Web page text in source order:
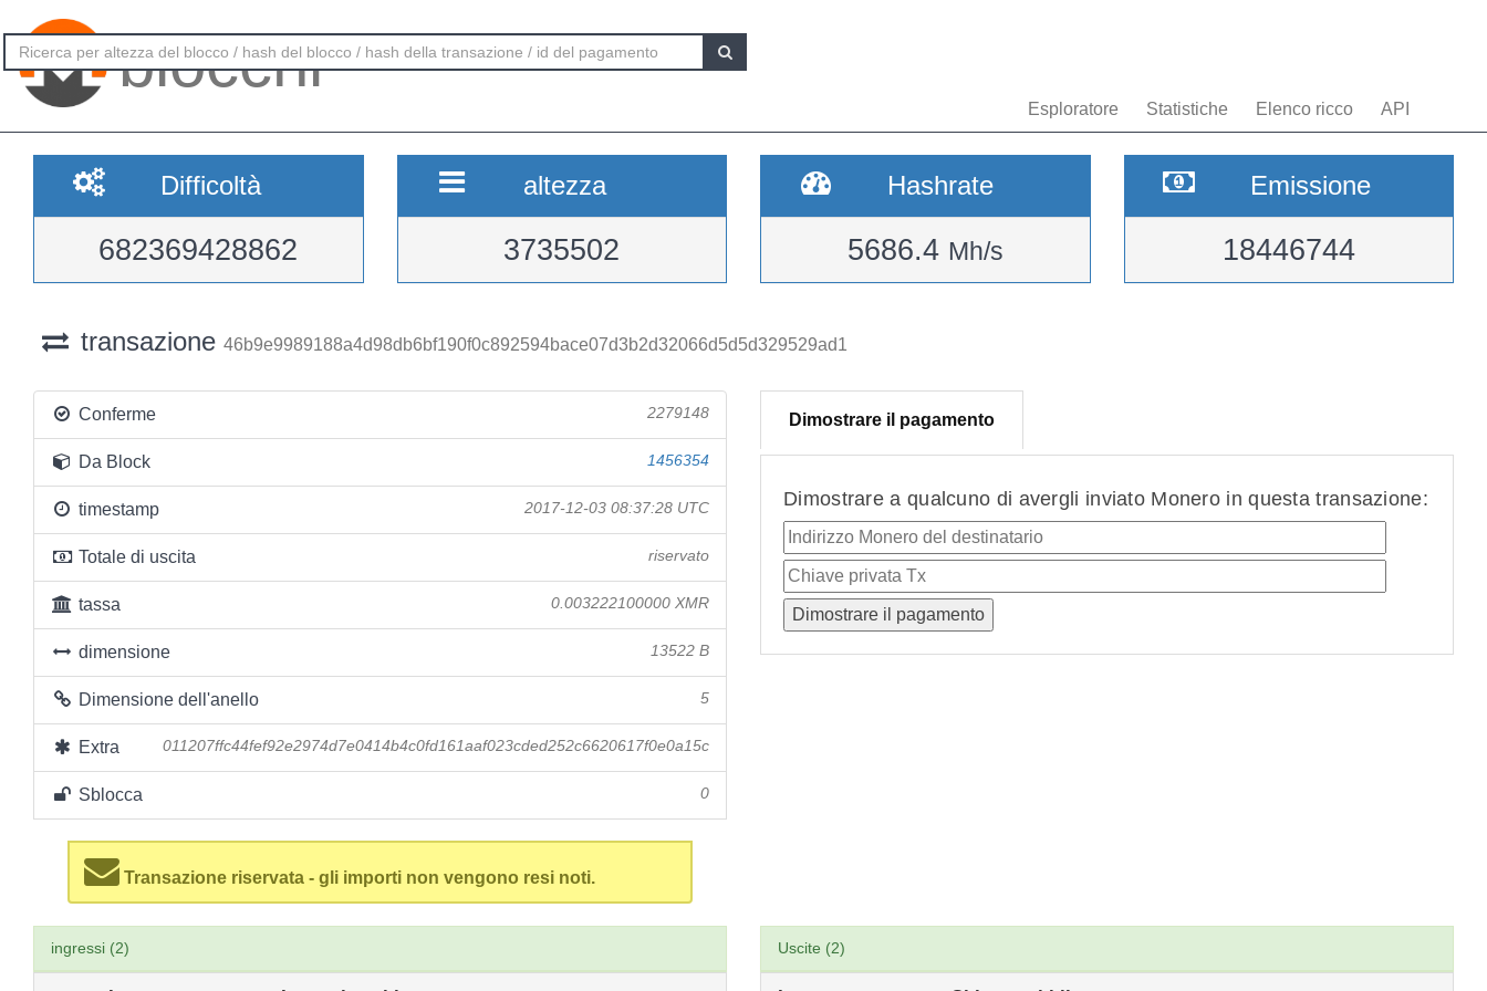
blocchi
Esploratore Statistiche Elenco ricco API
Difficoltà
682369428862
altezza
3735502
Hashrate
5686.4 Mh/s
Emissione
18446744
transazione 46b9e9989188a4d98db6bf190f0c892594bace07d3b2d32066d5d5d329529ad1
Conferme 2279148
Da Block 1456354
timestamp 2017-12-03 08:37:28 UTC
Totale di uscita riservato
tassa 0.003222100000 XMR
dimensione 13522 B
Dimensione dell'anello 5
Extra 011207ffc44fef92e2974d7e0414b4c0fd161aaf023cded252c6620617f0e0a15c
Sblocca 0
Transazione riservata - gli importi non vengono resi noti.
Dimostrare il pagamento
Dimostrare a qualcuno di avergli inviato Monero in questa transazione:
ingressi (2) Uscite (2)